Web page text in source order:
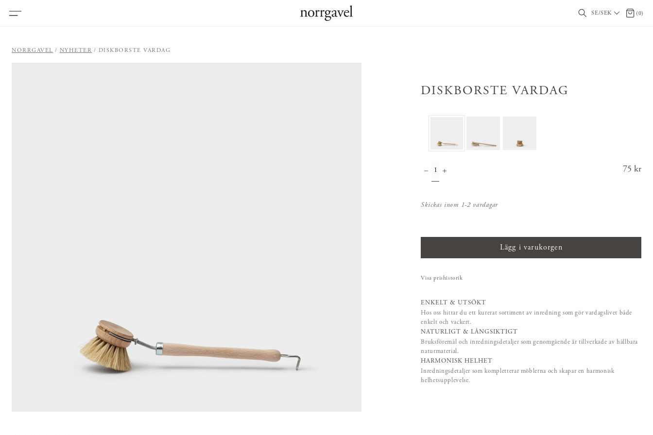
SE/SEK 0 (0)
NORRGAVEL NYHETER DISKBORSTE VARDAG
DISKBORSTE VARDAG
Pris:
75 kr
Skickas inom 1-2 vardagar
Lägg i varukorgen
Visa prishistorik
ENKELT & UTSÖKT
Hos oss hittar du ett kurerat sortiment av inredning som gör vardagslivet både
enkelt och vackert.
NATURLIGT & LÅNGSIKTIGT
Bruksföremål och inredningsdetaljer som genomgående är tillverkade av hållbara
naturmaterial.
HARMONISK HELHET
Inredningsdetaljer som kompletterar möblerna och skapar en harmonisk
helhetsupplevelse.